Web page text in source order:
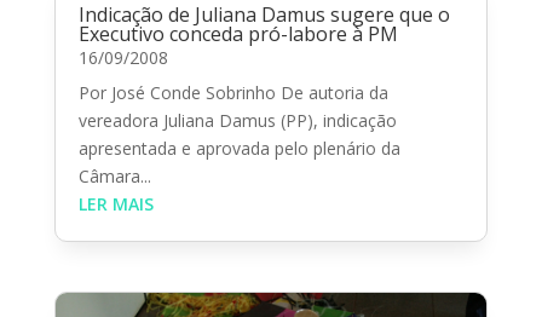
Indicação de Juliana Damus sugere que o
Executivo conceda pró-labore à PM
16/09/2008
Por José Conde Sobrinho De autoria da
vereadora Juliana Damus (PP), indicação
apresentada e aprovada pelo plenário da
Câmara...
LER MAIS